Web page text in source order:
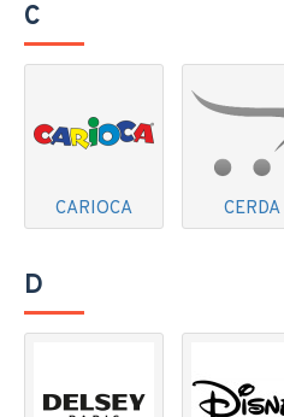
C
CARIOCA CERDA
D